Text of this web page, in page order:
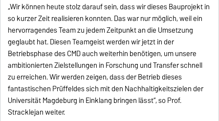
„Wir können heute stolz darauf sein, dass wir dieses Bauprojekt in
so kurzer Zeit realisieren konnten. Das war nur möglich, weil ein
hervorragendes Team zu jedem Zeitpunkt an die Umsetzung
geglaubt hat. Diesen Teamgeist werden wir jetzt in der
Betriebsphase des CMD auch weiterhin benötigen, um unsere
ambitionierten Zielstellungen in Forschung und Transfer schnell
zu erreichen. Wir werden zeigen, dass der Betrieb dieses
fantastischen Prüffeldes sich mit den Nachhaltigkeitszielen der
Universität Magdeburg in Einklang bringen lässt“, so Prof.
Stracklejan weiter.